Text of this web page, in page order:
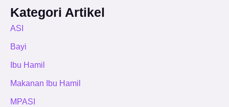
Kategori Artikel
ASI
Bayi
Ibu Hamil
Makanan Ibu Hamil
MPASI